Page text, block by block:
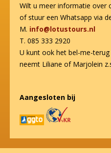
Wilt u meer informatie over
of stuur een Whatsapp via
M. info@lotustours.nl
T. 085 333 2920
U kunt ook het bel-me-
neemt Liliane of Marjolein
Aangesloten bij